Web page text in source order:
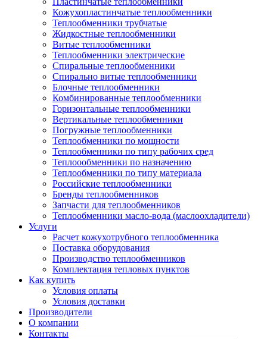
Кожухопластинчатые теплообменники
Теплообменники трубчатые
Жидкостные теплообменники
Витые теплообменники
Теплообменники электрические
Спиральные теплообменники
Спирально витые теплообменники
Блочные теплообменники
Комбинированные теплообменники
Горизонтальные теплообменники
Вертикальные теплообменники
Погружные теплообменники
Теплообменники по мощности
Теплообменники по типу рабочих сред
Теплоообменники по назначению
Теплообменники по типу материала
Российские теплообменники
Бренды теплообменников
Запчасти для теплообменников
Теплообменники масло-вода (маслоохладители)
Услуги
Расчет кожухотрубного теплообменника
Поставка оборудования
Производство теплообменников
Комплектация тепловых пунктов
Как купить
Условия оплаты
Условия доставки
Производители
О компании
Контакты